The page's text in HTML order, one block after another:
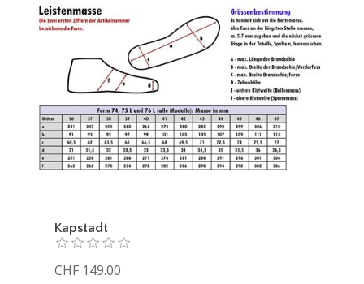
Kapstadt
CHF 149.00